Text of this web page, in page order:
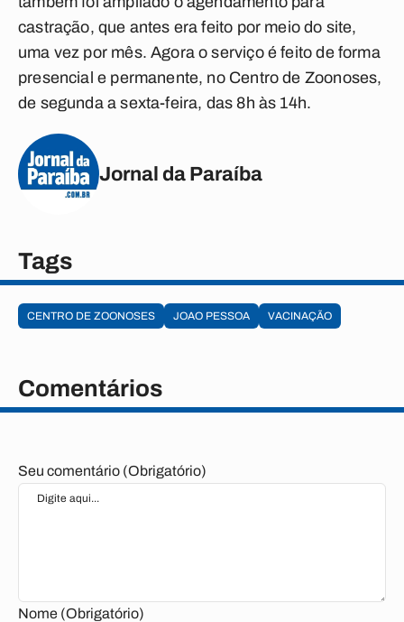
castração, que antes era feito por meio do site,
uma vez por mês. Agora o serviço é feito de forma
presencial e permanente, no Centro de Zoonoses,
de segunda a sexta-feira, das 8h às 14h.
Jornal da Paraíba
Tags
CENTRO DE ZOONOSES JOAO PESSOA VACINAÇÃO
Comentários
Seu comentário (Obrigatório)
Nome (Obrigatório)